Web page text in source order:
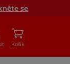
se
Košík